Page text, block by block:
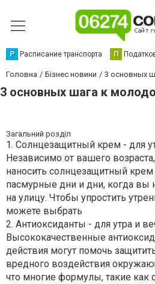
Р Расписание транспорта П
Головна Бізнес новини 3 основных
3 основных шага к
Загальний розділ
1. Солнцезащитный крем - для
Независимо от вашего
наносить солнцезащитный
пасмурные дни и дни, когда вы
на улицу. Чтобы упростить
можете выбрать
2. Антиоксиданты - для утра и
Высококачественные
действия могут помочь
вредного воздействия
что многие формулы, такие как